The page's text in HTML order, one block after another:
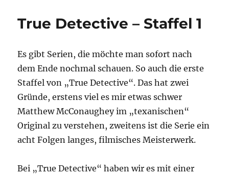
True Detective – Staffel 1
Es gibt Serien, die möchte man sofort nach
dem Ende nochmal schauen. So auch die erste
Staffel von „True Detective“. Das hat zwei
Gründe, erstens viel es mir etwas schwer
Matthew McConaughey im „texanischen“
Original zu verstehen, zweitens ist die Serie ein
acht Folgen langes, filmisches Meisterwerk.
Bei „True Detective“ haben wir es mit einer